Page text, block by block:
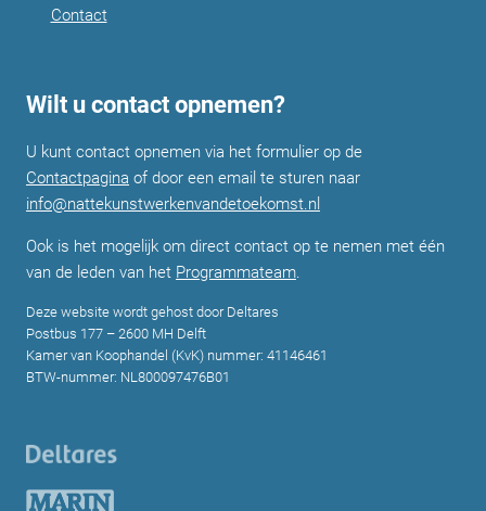
Contact
Wilt u contact opnemen?
U kunt contact opnemen via het formulier op de
Contactpagina of door een email te sturen naar
info@nattekunstwerkenvandetoekomst.nl
Ook is het mogelijk om direct contact op te nemen met één
van de leden van het Programmateam.
Deze website wordt gehost door Deltares
Postbus 177 – 2600 MH Delft
Kamer van Koophandel (KvK) nummer: 41146461
BTW-nummer: NL800097476B01